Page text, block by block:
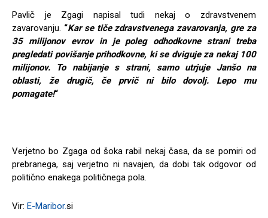
Pavlič je Zgagi napisal tudi nekaj o zdravstvenem
zavarovanju. “Kar se tiče zdravstvenega zavarovanja, gre za
35 milijonov evrov in je poleg odhodkovne strani treba
pregledati povišanje prihodkovne, ki se dviguje za nekaj 100
milijonov. To nabijanje s strani, samo utrjuje Janšo na
oblasti, že drugič, če prvič ni bilo dovolj. Lepo mu
pomagate!“
Verjetno bo Zgaga od šoka rabil nekaj časa, da se pomiri od
prebranega, saj verjetno ni navajen, da dobi tak odgovor od
politično enakega političnega pola.
Vir: E-Maribor.si